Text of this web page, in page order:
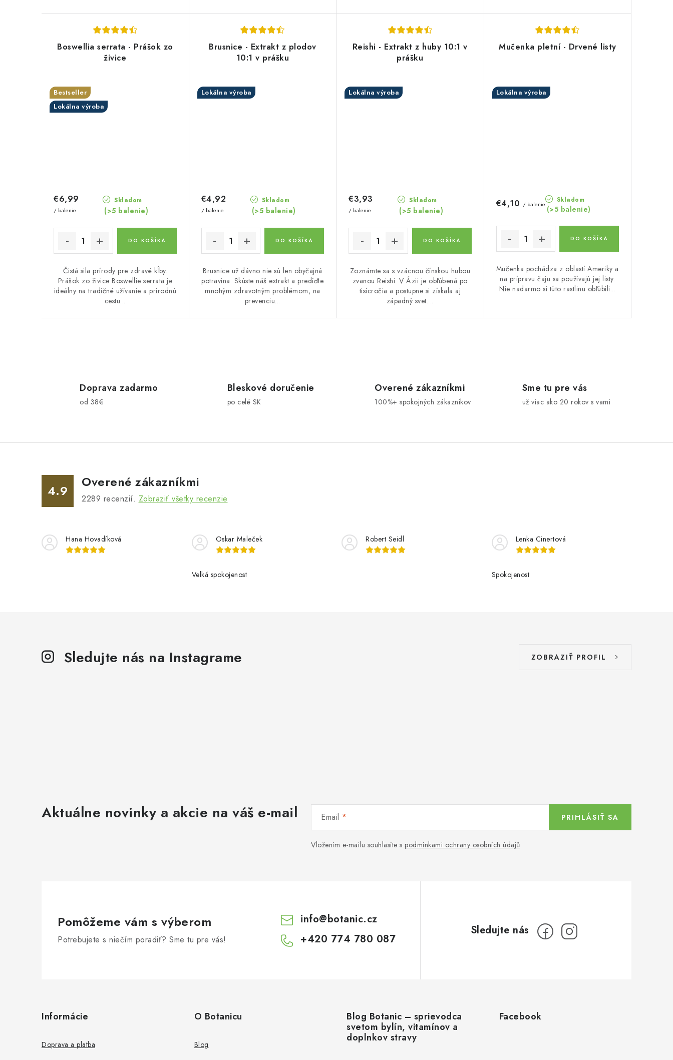
Boswellia serrata - Prášok zo
živice
Bestseller
Lokálna výroba
Skladom
(>5 balenie)
€6,99
/ balenie
DO KOŠÍKA
Čistá sila prírody pre zdravé kĺby.
Prášok zo živice Boswellie serrata je
ideálny na tradičné užívanie a prírodnú
cestu...
Brusnice - Extrakt z plodov
10:1 v prášku
Lokálna výroba
Skladom
(>5 balenie)
€4,92
/ balenie
DO KOŠÍKA
Brusnice už dávno nie sú len obyčajná
potravina. Skúste náš extrakt a predíďte
mnohým zdravotným problémom, na
prevenciu...
Reishi - Extrakt z huby 10:1 v
prášku
Lokálna výroba
Skladom
(>5 balenie)
€3,93
/ balenie
DO KOŠÍKA
Zoznámte sa s vzácnou čínskou hubou
zvanou Reishi. V Ázii je obľúbená po
tisícročia a postupne si získala aj
západný svet....
Mučenka pletní - Drvené listy
Lokálna výroba
Skladom
(>5 balenie)
€4,10 / balenie
DO KOŠÍKA
Mučenka pochádza z oblastí Ameriky a
na prípravu čaju sa používajú jej listy.
Nie nadarmo si túto rastlinu obľúbili...
a
i
e
p
v
k
s
Doprava zadarmo
od 38€
Bleskové doručenie
po celé SK
Overené zákazníkmi
100%+ spokojných zákazníkov
Sme tu pre vás
už viac ako 20 rokov s vami
4.9
Overené zákazníkmi
2289 recenzií. Zobraziť všetky recenzie
Hana Hovadíková Oskar Maleček
Velká spokojenost
Robert Seidl Lenka Cinertová
Spokojenost
Sledujte nás na Instagrame ZOBRAZIŤ PROFIL
Aktuálne novinky a akcie na váš e-mail Email
Vložením e-mailu souhlasíte s podmínkami ochrany osobních údajů
PRIHLÁSIŤ SA
Pomôžeme vám s výberom
Potrebujete s niečím poradiť? Sme tu pre vás!
info@botanic.cz
+420 774 780 087
Informácie
Doprava a platba
O Botanicu
Blog
Blog Botanic – sprievodca
svetom bylín, vitamínov a
doplnkov stravy
Facebook